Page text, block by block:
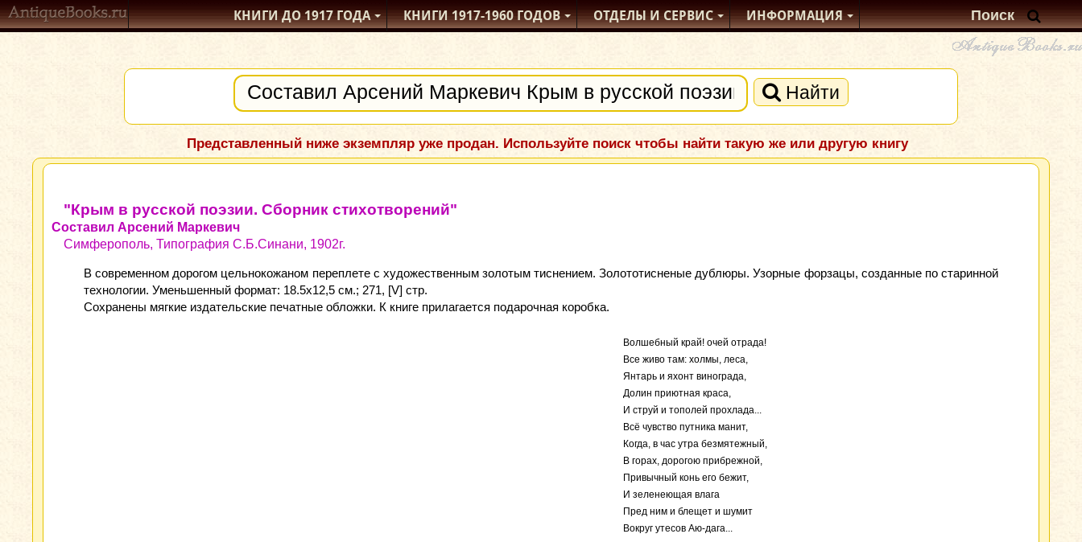
КНИГИ ДО 1917ГОДА КНИГИ1917-1960ГОДОВ ОТДЕЛЫИ СЕРВИС ИНФОРМАЦИЯ
Найти
Представленный ниже экземпляр уже продан. Используйте поиск чтобы найти такую же или другую книгу
"Крым в русской поэзии. Сборник стихотворений"
Составил Арсений Маркевич
Симферополь, Типография С.Б.Синани, 1902г.
В современном дорогом цельнокожаном переплете с художественным золотым тиснением. Золототисненые дублюры. Узорные форзацы, созданные по старинной
технологии. Уменьшенный формат: 18.5x12,5 см.; 271, [V] стр.
Сохранены мягкие издательские печатные обложки. К книге прилагается подарочная коробка.
Волшебный край! очей отрада!
Все живо там: холмы, леса,
Янтарь и яхонт винограда,
Долин приютная краса,
И струй и тополей прохлада...
Всё чувство путника манит,
Когда, в час утра безмятежный,
В горах, дорогою прибрежной,
Привычный конь его бежит,
И зеленеющая влага
Пред ним и блещет и шумит
Вокруг утесов Аю-дага...